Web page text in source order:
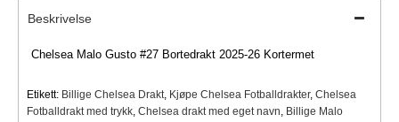
Beskrivelse
Chelsea Malo Gusto #27 Bortedrakt 2025-26 Kortermet
Etikett: Billige Chelsea Drakt Kjøpe Chelsea Fotballdrakter, Chelsea
Fotballdrakt med trykk Chelsea drakt med eget navn Billige Malo